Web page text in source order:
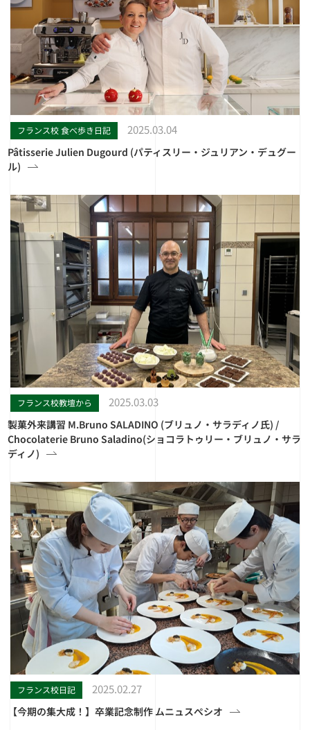
フランス校 食べ歩き日記 2025.03.04
Pâtisserie Julien Dugourd (パティスリー・ジュリアン・デュグー
ル)
フランス校教壇から 2025.03.03
製菓外来講習 M.Bruno SALADINO (ブリュノ・サラディノ氏) /
Chocolaterie Bruno Saladino(ショコラトゥリー・ブリュノ・サラ
ディノ)
フランス校日記 2025.02.27
【今期の集大成！】卒業記念制作 ムニュスぺシオ